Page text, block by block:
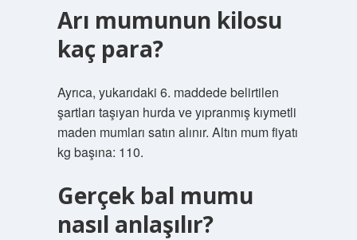
Arı mumunun kilosu
kaç para?
Ayrıca, yukarıdaki 6. maddede belirtilen
şartları taşıyan hurda ve yıpranmış kıymetli
maden mumları satın alınır. Altın mum fiyatı
kg başına: 110.
Gerçek bal mumu
nasıl anlaşılır?